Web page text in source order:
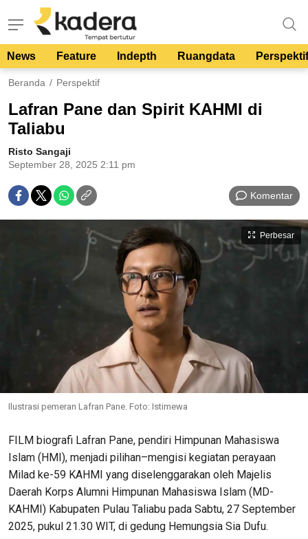
kadera.id
Tempat bertutur
News Feature Indepth Ruangdata Perspektif
Beranda Perspektif
Lafran Pane dan Spirit KAHMI di
Taliabu
Risto Sangaji
September 28, 2025 2:11 pm
Komentar
Perbesar
Ilustrasi pemeran Lafran Pane. Foto: Istimewa
FILM biografi Lafran Pane, pendiri Himpunan Mahasiswa
Islam (HMI), menjadi pilihan–mengisi kegiatan perayaan
Milad ke-59 KAHMI yang diselenggarakan oleh Majelis
Daerah Korps Alumni Himpunan Mahasiswa Islam (MD-
KAHMI) Kabupaten Pulau Taliabu pada Sabtu, 27 September
2025, pukul 21.30 WIT, di gedung Hemungsia Sia Dufu.